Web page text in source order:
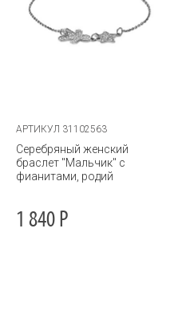
АРТИКУЛ 31102563
Серебряный женский
браслет "Мальчик" с
фианитами, родий
1 840 Р